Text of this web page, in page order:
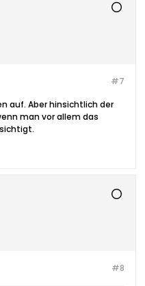
#7
auf. Aber hinsichtlich der
man vor allem das
#8